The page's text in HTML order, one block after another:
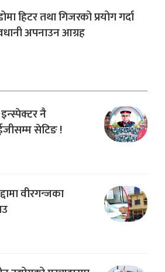
हिटर तथा गिजरको प्रयोग गर्दा
अपनाउन आग्रह
इन्स्पेक्टर नै
सेटिङ !
वीरगन्जका